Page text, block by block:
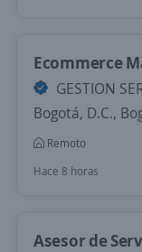
Ecommerce
GESTION
Bogotá, D.C.,
Remoto
Hace 8 horas
Asesor de